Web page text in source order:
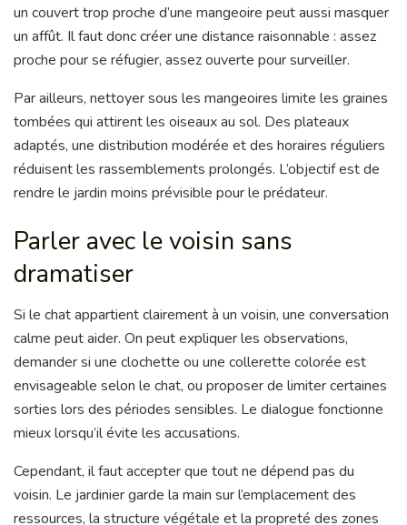
un couvert trop proche d’une mangeoire peut aussi masquer
un affût. Il faut donc créer une distance raisonnable : assez
proche pour se réfugier, assez ouverte pour surveiller.
Par ailleurs, nettoyer sous les mangeoires limite les graines
tombées qui attirent les oiseaux au sol. Des plateaux
adaptés, une distribution modérée et des horaires réguliers
réduisent les rassemblements prolongés. L’objectif est de
rendre le jardin moins prévisible pour le prédateur.
Parler avec le voisin sans
dramatiser
Si le chat appartient clairement à un voisin, une conversation
calme peut aider. On peut expliquer les observations,
demander si une clochette ou une collerette colorée est
envisageable selon le chat, ou proposer de limiter certaines
sorties lors des périodes sensibles. Le dialogue fonctionne
mieux lorsqu’il évite les accusations.
Cependant, il faut accepter que tout ne dépend pas du
voisin. Le jardinier garde la main sur l’emplacement des
ressources, la structure végétale et la propreté des zones